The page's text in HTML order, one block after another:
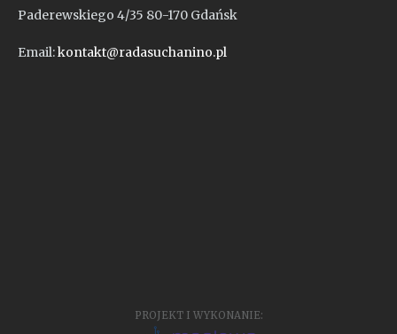
Paderewskiego 4/35 80-170 Gdańsk
Email:kontakt@radasuchanino.pl
PROJEKT I WYKONANIE: